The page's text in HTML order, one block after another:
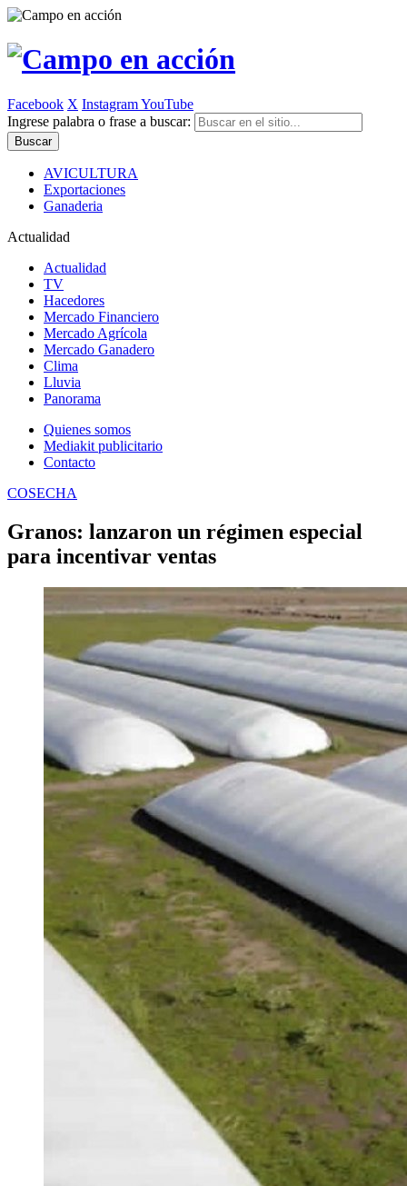
Facebook X InstagramYouTube
Ingrese palabra o frase a buscar:
AVICULTURA
Exportaciones
Ganaderia
Actualidad
Actualidad
TV
Hacedores
Mercado Financiero
Mercado Agrícola
Mercado Ganadero
Clima
Lluvia
Panorama
Quienes somos
Mediakit publicitario
Contacto
COSECHA
Granos: lanzaron un régimen especial
para incentivar ventas